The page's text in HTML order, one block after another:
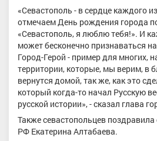
«Севастополь - в сердце каждого
отмечаем День рождения города
«Севастополь, я люблю тебя!». И
может бесконечно признаваться
Город-Герой - пример для многих,
территории, которые, мы верим, в
вернутся домой, так же, как это
который когда-то начал Русскую
русской истории», - сказал глава
Также севастопольцев
РФ Екатерина Алтабаева.